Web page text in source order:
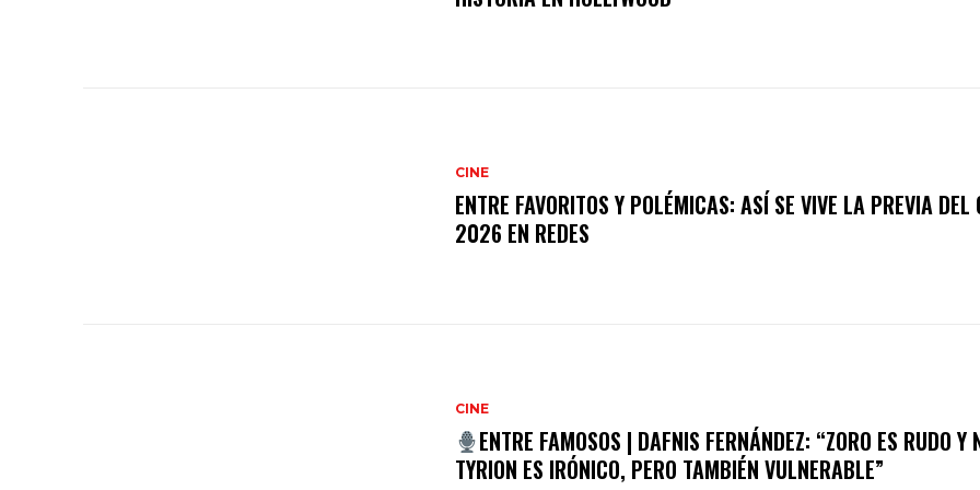
CINE
ENTRE FAVORITOS Y POLÉMICAS: ASÍ SE VIVE LA PREVIA DEL
2026 EN REDES
CINE
ENTRE FAMOSOS | DAFNIS FERNÁNDEZ: “ZORO ES RUDO Y
TYRION ES IRÓNICO, PERO TAMBIÉN VULNERABLE”